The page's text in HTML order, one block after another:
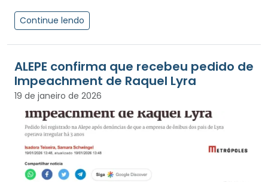
Continue lendo
ALEPE confirma que recebeu pedido de
Impeachment de Raquel Lyra
19 de janeiro de 2026